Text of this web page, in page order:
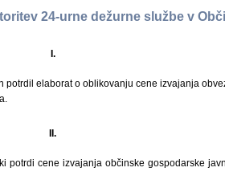
24-urne dežurne službe v
I.
potrdil elaborat o oblikovanju cene izvajanja
II.
potrdi cene izvajanja občinske gospodarske